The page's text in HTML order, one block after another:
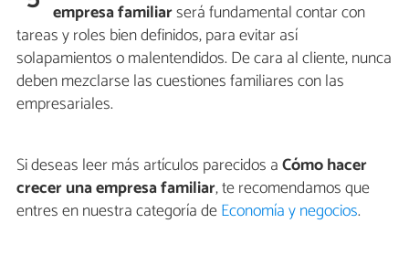
empresa familiarserá fundamental contar con
tareas y roles bien definidos, para evitar así
solapamientos o malentendidos. De cara al cliente, nunca
deben mezclarse las cuestiones familiares con las
empresariales.
Si deseas leer más artículos parecidos aCómo hacer
crecer una empresa familiar, te recomendamos que
entres en nuestra categoría deEconomía y negocios.